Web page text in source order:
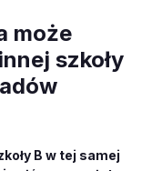
może
szkoły
B w tej samej